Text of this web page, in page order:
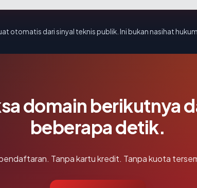
otomatis dari sinyal teknis publik. Ini bukan nasihat
domain berikutnya
beberapa detik.
Tanpa kartu kredit. Tanpa kuota